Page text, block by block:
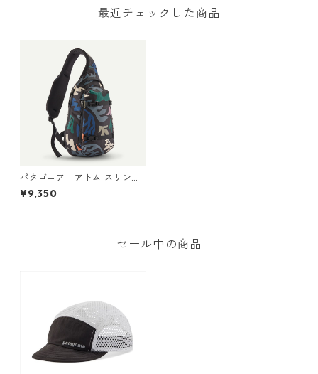
最近チェックした商品
パタゴニア アトム スリング
8L Kaleido: Black 48262 Pat
agonia Atom Sling Bag 8L 日
¥9,350
セール中の商品